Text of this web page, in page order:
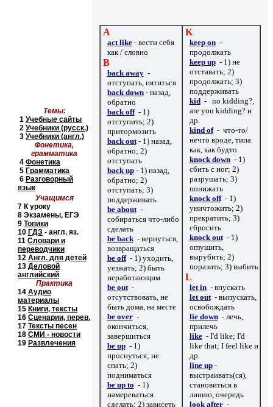
A
act like-вести себя
как/словно
B
back away-
отступать, пятиться
back down- назад,
обратно
back off - 1)
отступить; 2)
притормозить
back out- 1) назад,
обратно; 2)
отступать
back up- 1) назад,
обратно; 2)
отступать; 3)
поддерживать
be about -
собираться что-либо
сделать
be back - вернуться,
возвращаться
be off - 1) уходить,
уезжать; 2) быть
неработающим
be out -
отсутствовать, не
быть дома, на месте
be over -
окончиться,
завершиться
be up - 1)
проснуться; не
спать; 2)
подниматься
be up to - 1)
намереваться
сделать; 2) зависеть
K
keep on -
продолжать
keep up - 1) не
отставать; 2)
продолжать; 3)
поддерживать
kid- no kidding?,
are you kidding? и
др.
kind of- что-то/
нечто вроде, типа
как, как будто
knock down - 1)
сбить с ног; 2)
разрушать; 3)
понижать
knock off - 1)
уничтожить; 2)
прекратить; 3)
сбросить
knock out - 1)
оглушить,
вырубить; 2)
поразить; 3) выбить
L
let in - впускать
let out - выпускать,
освобождать
lie down - лечь,
прилечь
like- I'd like; I'd
like that; I feel like и
др.
line up -
выстраивать(ся),
становиться в
линию, очередь
look after -
Темы:
1 Учебные сайты
2 Учебники (русск.)
3 Учебники (англ.)
Фонетика,
грамматика
4 Фонетика
5 Грамматика
6 Разговорный
язык
Учащимся
7 К уроку
8 Экзамены, ЕГЭ
9 Топики
10 ГДЗ - англ. яз.
11 Словари и
переводчики
12 Англ. для детей
13 Деловой
английский
Практика
14 Аудио
материалы
15 Книги, тексты
16 Сценарии, перев.
17 Тексты песен
18 СМИ - новости
19 Развлечения